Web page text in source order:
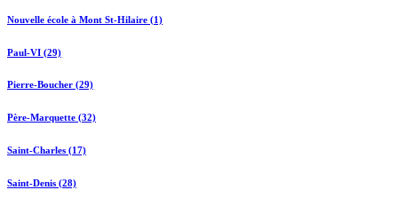
Nouvelle école à Mont St-Hilaire (1)
Paul-VI (29)
Pierre-Boucher (29)
Père-Marquette (32)
Saint-Charles (17)
Saint-Denis (28)